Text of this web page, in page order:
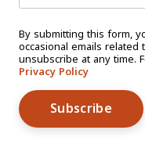
By submitting this form,
occasional emails related
unsubscribe at any time.
Privacy Policy